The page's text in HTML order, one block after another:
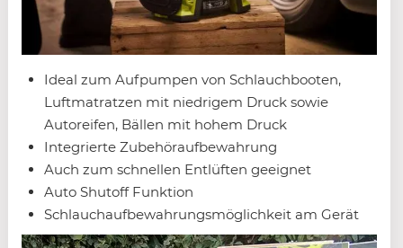
Ideal zum Aufpumpen von Schlauchbooten,
Luftmatratzen mit niedrigem Druck sowie
Autoreifen, Bällen mit hohem Druck
Integrierte Zubehöraufbewahrung
Auch zum schnellen Entlüften geeignet
Auto Shutoff Funktion
Schlauchaufbewahrungsmöglichkeit am Gerät